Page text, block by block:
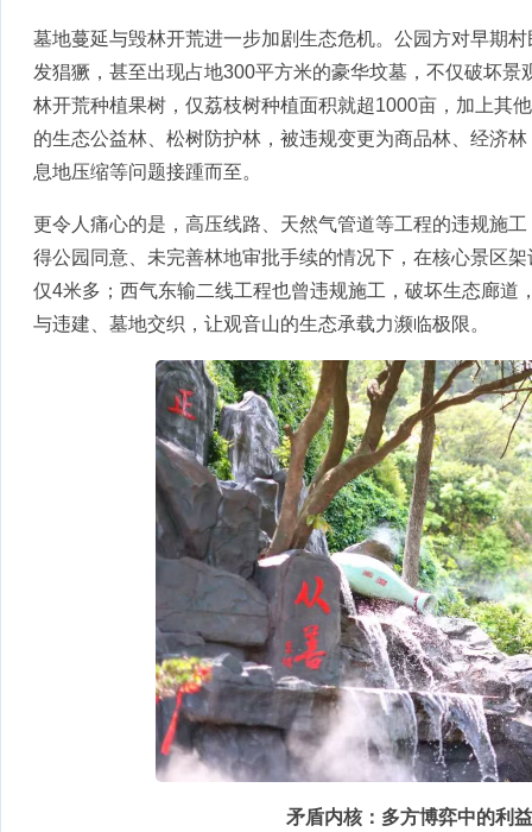
墓地蔓延与毁林开荒进一步加剧生态危机。公园方对早期
发猖獗，甚至出现占地300平方米的豪华坟墓，不仅破坏
林开荒种植果树，仅荔枝树种植面积就超1000亩，加上其
的生态公益林、松树防护林，被违规变更为商品林、经济
息地压缩等问题接踵而至。
更令人痛心的是，高压线路、天然气管道等工程的违规施
得公园同意、未完善林地审批手续的情况下，在核心景区
仅4米多；西气东输二线工程也曾违规施工，破坏生态廊道
与违建、墓地交织，让观音山的生态承载力濒临极限。
矛盾内核：多方博弈中的利